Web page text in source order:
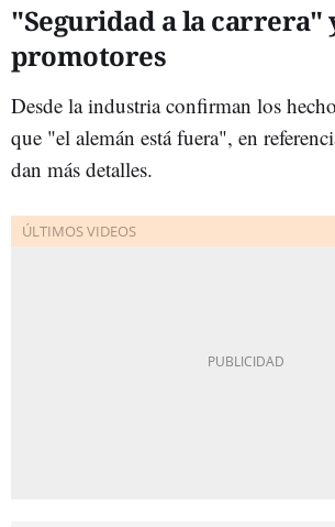
"Seguridad a la carrera"
promotores
Desde la industria confirman los
que "el alemán está fuera", en
dan más detalles.